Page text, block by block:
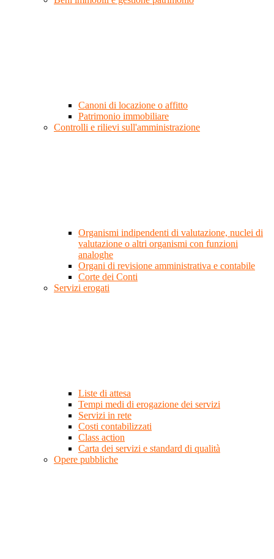
Canoni di locazione o affitto
Patrimonio immobiliare
Controlli e rilievi sull'amministrazione
Organismi indipendenti di valutazione, nuclei di
valutazione o altri organismi con funzioni
analoghe
Organi di revisione amministrativa e contabile
Corte dei Conti
Servizi erogati
Liste di attesa
Tempi medi di erogazione dei servizi
Servizi in rete
Costi contabilizzati
Class action
Carta dei servizi e standard di qualità
Opere pubbliche